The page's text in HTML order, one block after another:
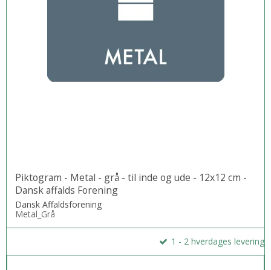
Piktogram - Metal - grå - til inde og ude - 12x12 cm -
Dansk affalds Forening
Dansk Affaldsforening
Metal_Grå
1 - 2 hverdages levering